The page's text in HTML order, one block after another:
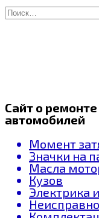
Перейти
к
Search
for:
Сайт о
автомобилей
Момент
Значки на
Масла
Кузов
Электрика